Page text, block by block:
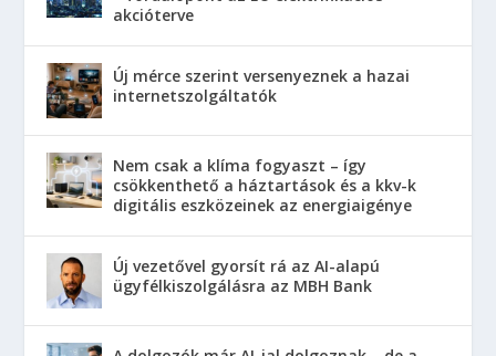
akcióterve
Új mérce szerint versenyeznek a hazai
internetszolgáltatók
Nem csak a klíma fogyaszt – így
csökkenthető a háztartások és a kkv-k
digitális eszközeinek az energiaigénye
Új vezetővel gyorsít rá az AI-alapú
ügyfélkiszolgálásra az MBH Bank